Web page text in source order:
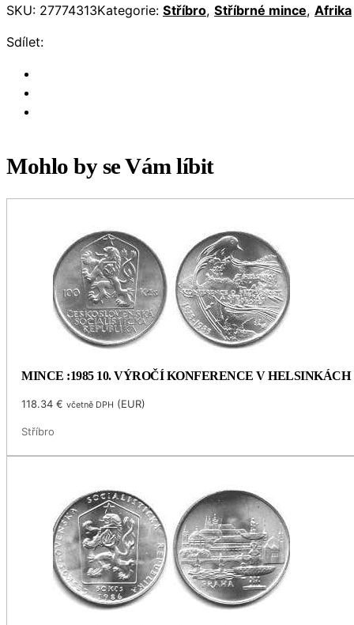
SKU: 27774313Kategorie: Stříbro, Stříbrné mince, Afrika
Sdílet:
Mohlo by se Vám líbit
MINCE :1985 10. VÝROČÍ KONFERENCE V HELSINKÁCH
118.34€ včetně DPH (EUR)
Stříbro